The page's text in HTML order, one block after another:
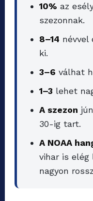
10% az
szezonnak.
8–14
ki.
3–6 válhat
1–3 lehet
A szezon
30-ig tart.
A NOAA
vihar is elég
nagyon